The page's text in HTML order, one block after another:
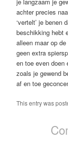
achter precies
‘vertelt’ je benen
beschikking hebt
alleen maar op
geen extra
en toe even doen
zoals je gewend
af en toe
This entry was